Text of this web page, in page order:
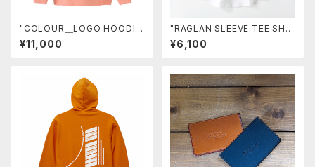
"COLOUR＿LOGO HOODIE
＿THANX"
¥11,000
"RAGLAN SLEEVE TEE SHIR
T＿ellipse"
¥6,100